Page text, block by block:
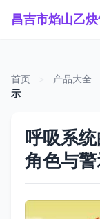
昌吉市焰山乙
首页 产品大全
示
呼吸系
角色与